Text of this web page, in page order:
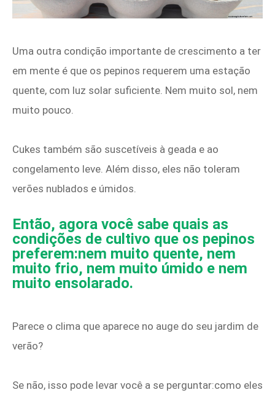
Uma outra condição importante de crescimento a ter
em mente é que os pepinos requerem uma estação
quente, com luz solar suficiente. Nem muito sol, nem
muito pouco.
Cukes também são suscetíveis à geada e ao
congelamento leve. Além disso, eles não toleram
verões nublados e úmidos.
Então, agora você sabe quais as
condições de cultivo que os pepinos
preferem:nem muito quente, nem
muito frio, nem muito úmido e nem
muito ensolarado.
Parece o clima que aparece no auge do seu jardim de
verão?
Se não, isso pode levar você a se perguntar:como eles